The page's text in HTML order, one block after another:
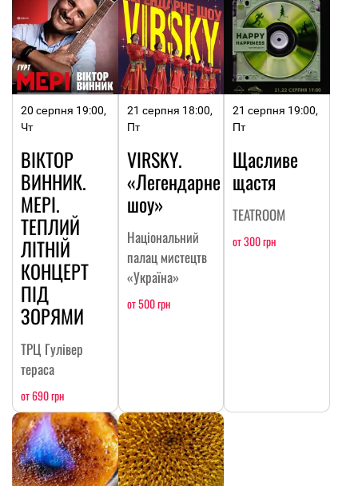
20 серпня 19:00,
Чт
ВІКТОР
ВИННИК.
МЕРІ.
ТЕПЛИЙ
ЛІТНІЙ
КОНЦЕРТ
ПІД
ЗОРЯМИ
ТРЦ Гулівер
тераса
от 690 грн
21 серпня 18:00,
Пт
VIRSKY.
«Легендарне
шоу»
Національний
палац мистецтв
«Україна»
от 500 грн
21 серпня 19:00,
Пт
Щасливе
щастя
TEATROOM
от 300 грн